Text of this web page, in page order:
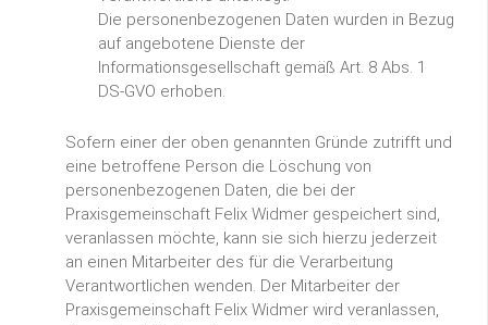
Die personenbezogenen Daten wurden in Bezug
auf angebotene Dienste der
Informationsgesellschaft gemäß Art. 8 Abs. 1
DS-GVO erhoben.
Sofern einer der oben genannten Gründe zutrifft und
eine betroffene Person die Löschung von
personenbezogenen Daten, die bei der
Praxisgemeinschaft Felix Widmer gespeichert sind,
veranlassen möchte, kann sie sich hierzu jederzeit
an einen Mitarbeiter des für die Verarbeitung
Verantwortlichen wenden. Der Mitarbeiter der
Praxisgemeinschaft Felix Widmer wird veranlassen,